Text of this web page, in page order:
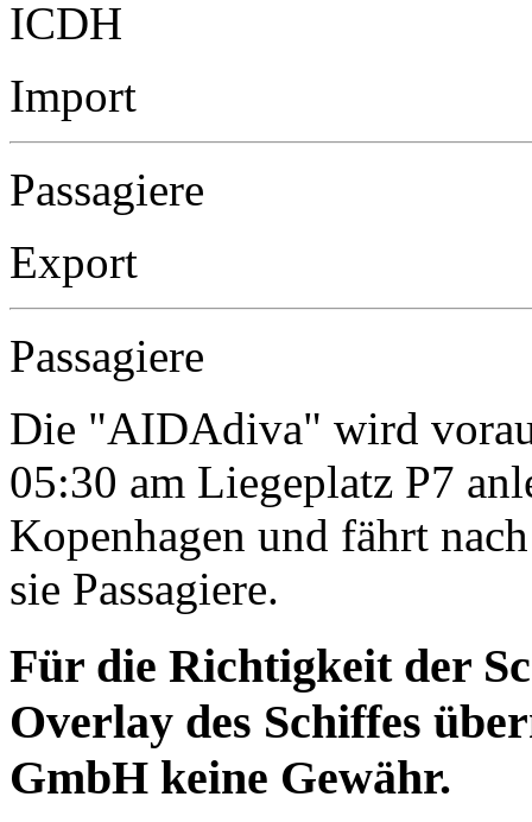
ICDH
Import
Passagiere
Export
Passagiere
Die "AIDAdiva" wird
05:30 am Liegeplatz P7
Kopenhagen und fährt
sie Passagiere.
Für die Richtigkeit der
Overlay des Schiffes
GmbH keine Gewähr.